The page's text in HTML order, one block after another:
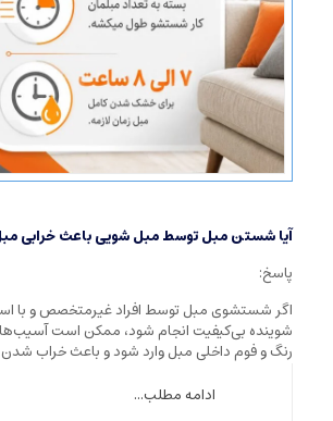
آیا شستن مبل توسط مبل شویی باعث خرابی
پاسخ:
اگر شستشوی مبل توسط افراد غیرمتخصص و با
شوینده بی‌کیفیت انجام شود، ممکن است
رنگ و فوم داخلی مبل وارد شود و باعث خراب
ادامه مطلب...